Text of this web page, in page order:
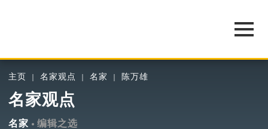
主页 名家观点 名家 陈万雄
名家观点
名家 编辑之选